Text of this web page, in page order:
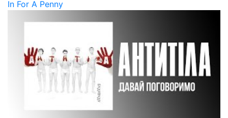
In For A Penny